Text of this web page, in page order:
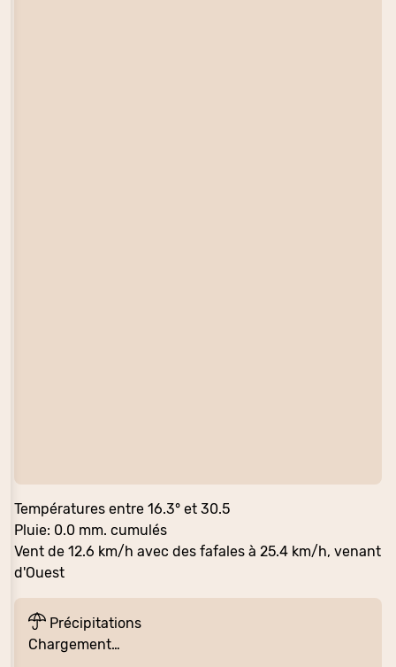
Températures entre 16.3° et 30.5
Pluie: 0.0 mm. cumulés
Vent de 12.6 km/h avec des fafales à 25.4 km/h, venant
d'Ouest
Précipitations
Chargement…